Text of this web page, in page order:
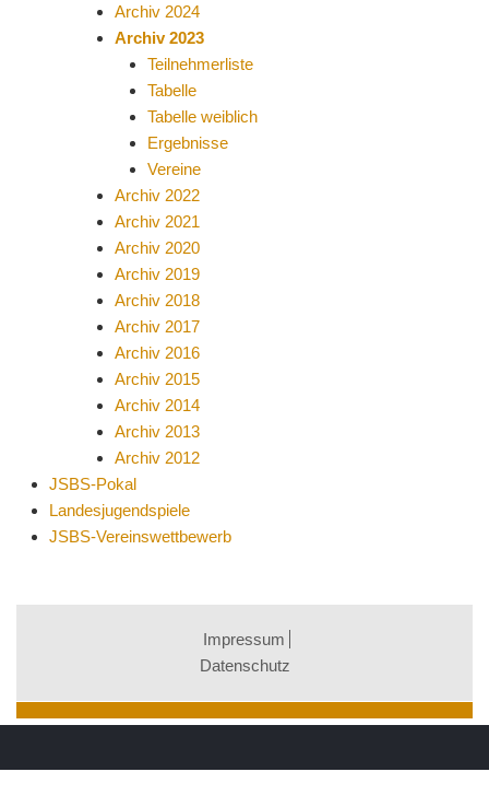
Archiv 2024
Archiv 2023
Teilnehmerliste
Tabelle
Tabelle weiblich
Ergebnisse
Vereine
Archiv 2022
Archiv 2021
Archiv 2020
Archiv 2019
Archiv 2018
Archiv 2017
Archiv 2016
Archiv 2015
Archiv 2014
Archiv 2013
Archiv 2012
JSBS-Pokal
Landesjugendspiele
JSBS-Vereinswettbewerb
Impressum
Datenschutz